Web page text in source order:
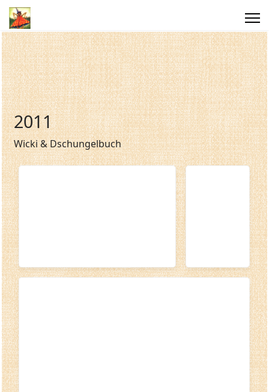
2011
Wicki & Dschungelbuch